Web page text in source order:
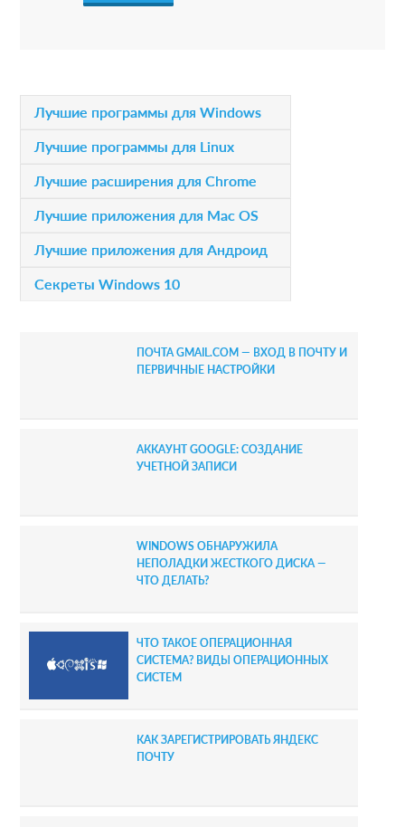
i
o
n
P
m
y
Лучшие программы для Windows
Лучшие программы для Linux
Лучшие расширения для Chrome
Лучшие приложения для Mac OS
Лучшие приложения для Андроид
Секреты Windows 10
ПОЧТА GMAIL.COM — ВХОД В ПОЧТУ И
ПЕРВИЧНЫЕ НАСТРОЙКИ
АККАУНТ GOOGLE: СОЗДАНИЕ
УЧЕТНОЙ ЗАПИСИ
WINDOWS ОБНАРУЖИЛА
НЕПОЛАДКИ ЖЕСТКОГО ДИСКА —
ЧТО ДЕЛАТЬ?
ЧТО ТАКОЕ ОПЕРАЦИОННАЯ
СИСТЕМА? ВИДЫ ОПЕРАЦИОННЫХ
СИСТЕМ
КАК ЗАРЕГИСТРИРОВАТЬ ЯНДЕКС
ПОЧТУ